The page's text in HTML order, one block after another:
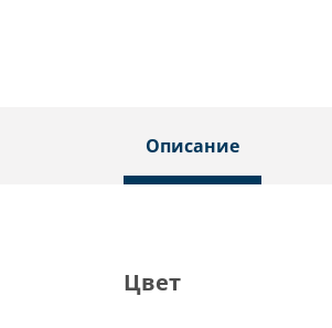
Описание
Цвет